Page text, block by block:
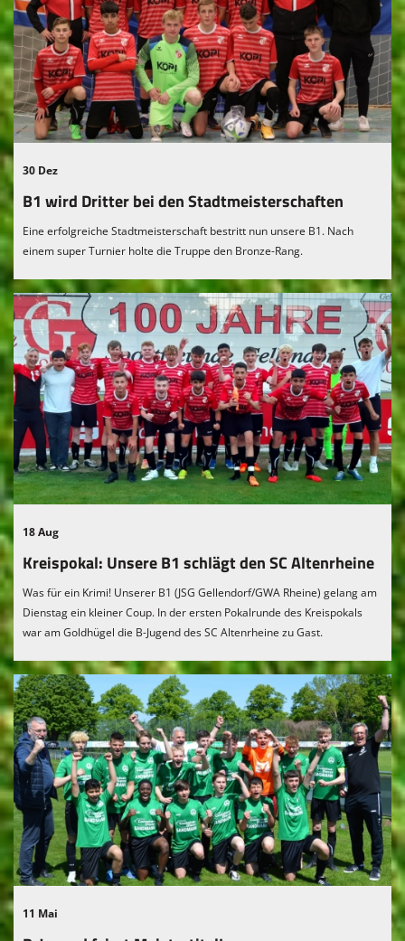
30 Dez
B1 wird Dritter bei den Stadtmeisterschaften
Eine erfolgreiche Stadtmeisterschaft bestritt nun unsere B1. Nach
einem super Turnier holte die Truppe den Bronze-Rang.
18 Aug
Kreispokal: Unsere B1 schlägt den SC Altenrheine
Was für ein Krimi! Unserer B1 (JSG Gellendorf/GWA Rheine) gelang am
Dienstag ein kleiner Coup. In der ersten Pokalrunde des Kreispokals
war am Goldhügel die B-Jugend des SC Altenrheine zu Gast.
11 Mai